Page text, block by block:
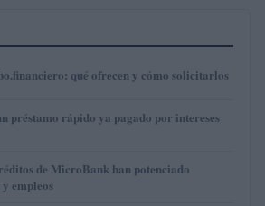
qué ofrecen y cómo solicitarlos
préstamo rápido ya pagado por intereses
de MicroBank han potenciado
empleos